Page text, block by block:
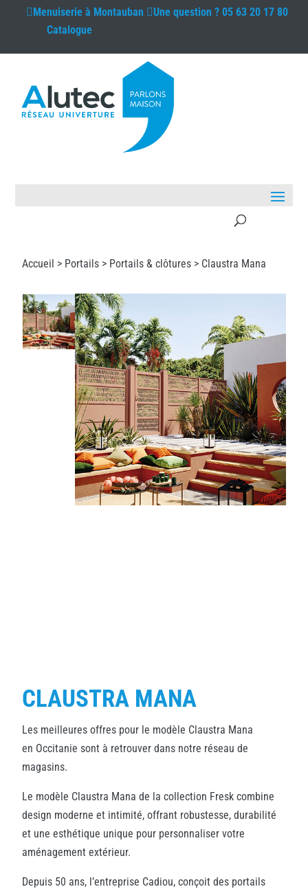
Menuiserie à Montauban Une question ?05 63 20 17 80
Catalogue
Accueil > Portails > Portails & clôtures > Claustra Mana
CLAUSTRA MANA
Les meilleures offres pour le modèle Claustra Mana
en Occitanie sont à retrouver dans notre réseau de
magasins.
Le modèle Claustra Mana de la collection Fresk combine
design moderne et intimité, offrant robustesse, durabilité
et une esthétique unique pour personnaliser votre
aménagement extérieur.
Depuis 50 ans, l’entreprise Cadiou, conçoit des portails